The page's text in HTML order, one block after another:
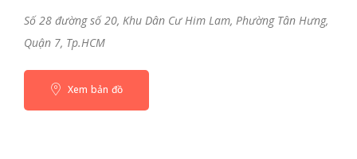
Số 28 đường số 20, Khu Dân Cư Him Lam, Phường Tân Hưng,
Quận 7, Tp.HCM
Xem bản đồ